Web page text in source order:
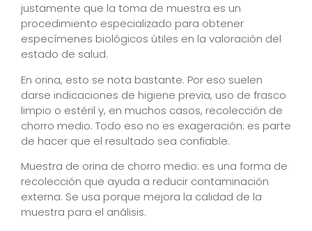
justamente que la toma de muestra es un
procedimiento especializado para obtener
especímenes biológicos útiles en la valoración del
estado de salud.
En orina, esto se nota bastante. Por eso suelen
darse indicaciones de higiene previa, uso de frasco
limpio o estéril y, en muchos casos, recolección de
chorro medio. Todo eso no es exageración: es parte
de hacer que el resultado sea confiable.
Muestra de orina de chorro medio: es una forma de
recolección que ayuda a reducir contaminación
externa. Se usa porque mejora la calidad de la
muestra para el análisis.